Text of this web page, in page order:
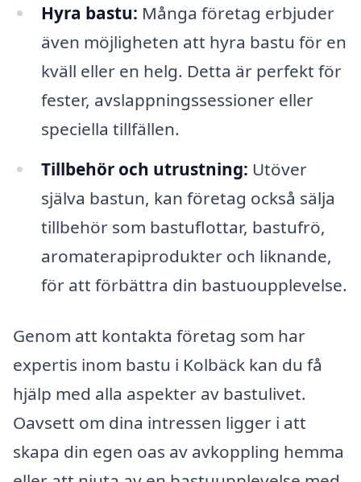
Hyra bastu: Många företag erbjuder
även möjligheten att hyra bastu för en
kväll eller en helg. Detta är perfekt för
fester, avslappningssessioner eller
speciella tillfällen.
Tillbehör och utrustning: Utöver
själva bastun, kan företag också sälja
tillbehör som bastuflottar, bastufrö,
aromaterapiprodukter och liknande,
för att förbättra din bastuoupplevelse.
Genom att kontakta företag som har
expertis inom bastu i Kolbäck kan du få
hjälp med alla aspekter av bastulivet.
Oavsett om dina intressen ligger i att
skapa din egen oas av avkoppling hemma